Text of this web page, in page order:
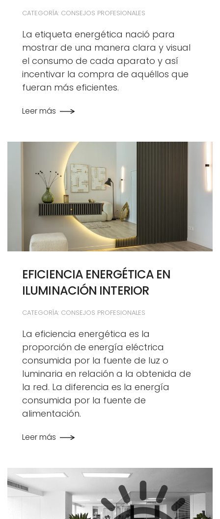
CATEGORÍA: CONSEJOS PROFESIONALES
La etiqueta energética nació para
mostrar de una manera clara y visual
el consumo de cada aparato y así
incentivar la compra de aquéllos que
fueran más eficientes.
Leer más
EFICIENCIA ENERGÉTICA EN
ILUMINACIÓN INTERIOR
CATEGORÍA: CONSEJOS PROFESIONALES
La eficiencia energética es la
proporción de energía eléctrica
consumida por la fuente de luz o
luminaria en relación a la obtenida de
la red. La diferencia es la energía
consumida por la fuente de
alimentación.
Leer más